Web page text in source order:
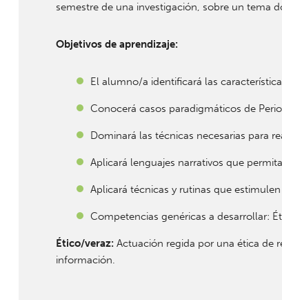
semestre de una investigación, sobre un tema
Objetivos de aprendizaje:
El alumno/a identificará las
Conocerá casos paradigmáticos de
Dominará las técnicas necesarias para
Aplicará lenguajes narrativos que
Aplicará técnicas y rutinas que
Competencias genéricas a desarrollar:
Ético/veraz:Actuación regida por una ética de
información.